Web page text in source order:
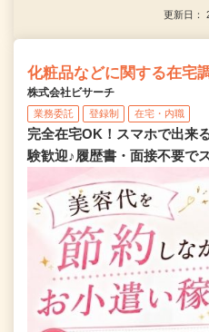
更新日：
化粧品などに関する在宅
株式会社ビサーチ
業務委託 登録制 在宅・内職
完全在宅OK！スマホで出来
験歓迎♪履歴書・面接不要で